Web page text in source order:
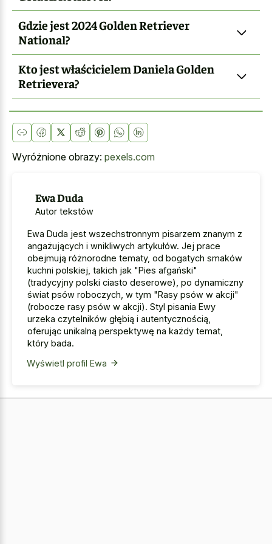
Gdzie jest 2024 Golden Retriever
National?
Kto jest właścicielem Daniela Golden
Retrievera?
Wyróżnione obrazy: pexels.com
Ewa Duda
Autor tekstów
Ewa Duda jest wszechstronnym pisarzem znanym z
angażujących i wnikliwych artykułów. Jej prace
obejmują różnorodne tematy, od bogatych smaków
kuchni polskiej, takich jak "Pies afgański"
(tradycyjny polski ciasto deserowe), po dynamiczny
świat psów roboczych, w tym "Rasy psów w akcji"
(robocze rasy psów w akcji). Styl pisania Ewy
urzeka czytelników głębią i autentycznością,
oferując unikalną perspektywę na każdy temat,
który bada.
Wyświetl profil Ewa